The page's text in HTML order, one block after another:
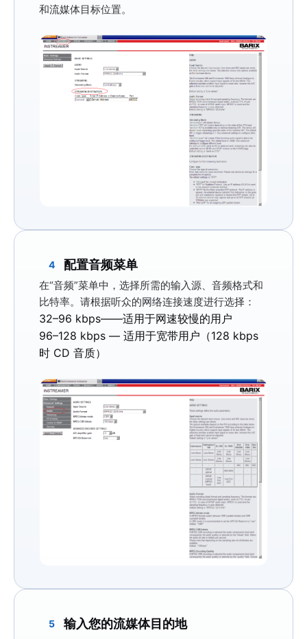
和流媒体目标位置。
4 配置音频菜单
在“音频”菜单中，选择所需的输入源、音频格式和
比特率。请根据听众的网络连接速度进行选择：
32–96 kbps——适用于网速较慢的用户
96–128 kbps — 适用于宽带用户（128 kbps
时 CD 音质）
5 输入您的流媒体目的地